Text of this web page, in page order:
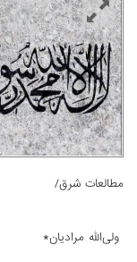
مطالعات شرق/
ولی‌الله مرادیان*